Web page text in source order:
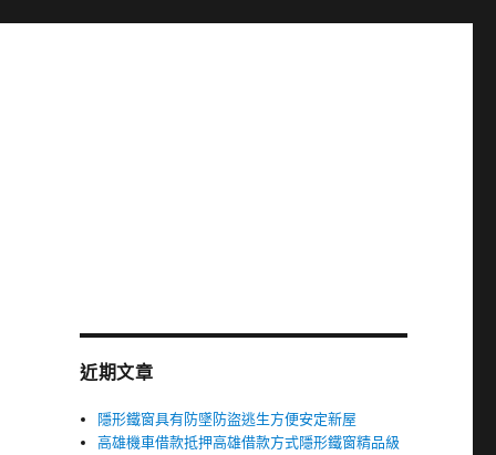
近期文章
隱形鐵窗具有防墜防盜逃生方便安定新屋
高雄機車借款抵押高雄借款方式隱形鐵窗精品級